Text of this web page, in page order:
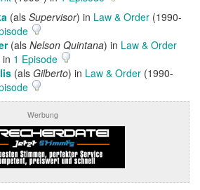
(als Supervisor) in Law & Order (1990-
(als Nelson Quintana) in Law & Order
1 Episode
(als Gilberto) in Law & Order (1990-
Werbung